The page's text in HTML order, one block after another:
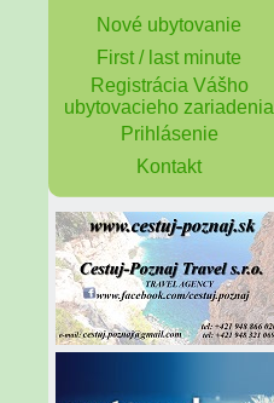
Nové ubytovanie
First / last minute
Registrácia Vášho
ubytovacieho zariadenia
Prihlásenie
Kontakt